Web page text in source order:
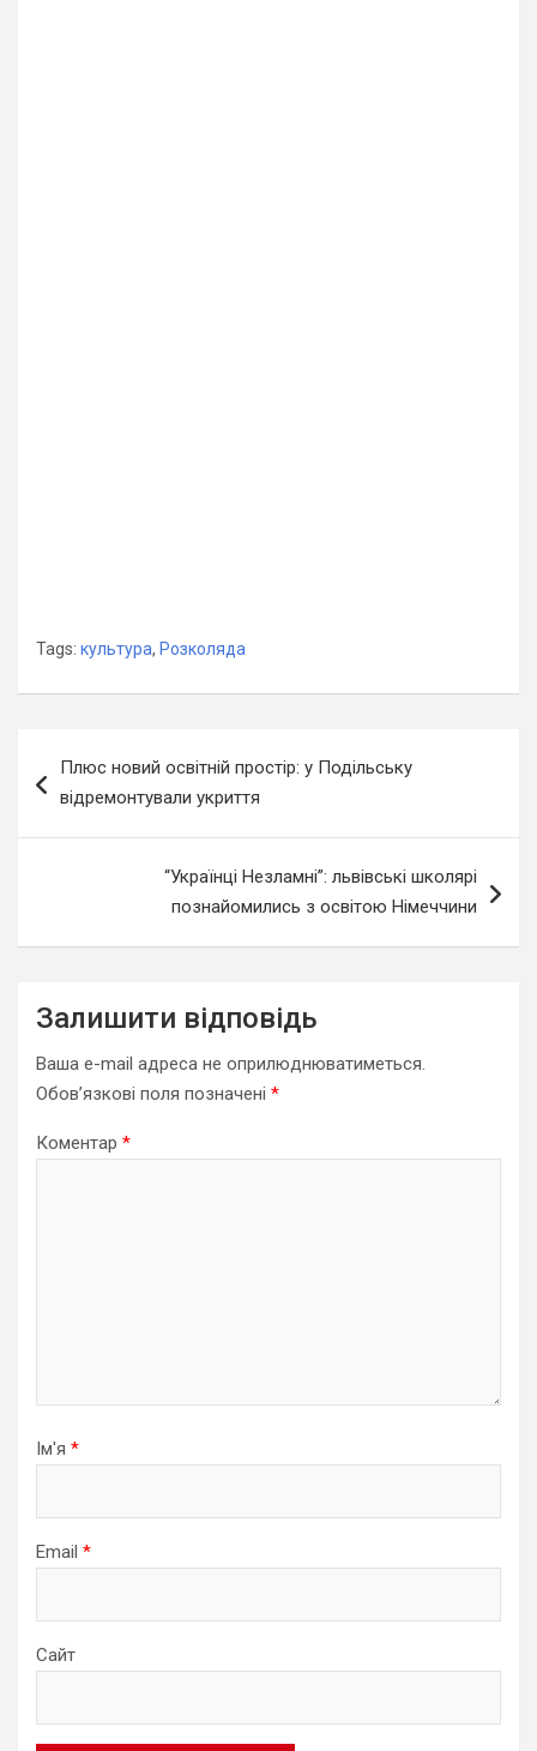
Tags: культура, Розколяда
записів
Плюс новий освітній простір: у Подільську
відремонтували укриття
“Українці Незламні”: львівські школярі
познайомились з освітою Німеччини
Залишити відповідь
Ваша e-mail адреса не оприлюднюватиметься.
Обов’язкові поля позначені *
Коментар *
Ім'я *
Email *
Сайт